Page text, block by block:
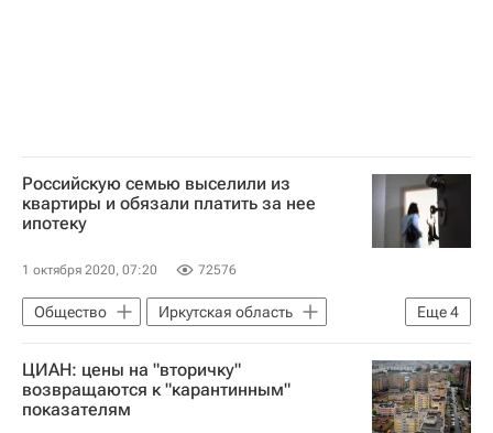
Российскую семью выселили из
квартиры и обязали платить за нее
ипотеку
1 октября 2020, 07:20 72576
Еще4
Общество
Иркутская область
Иркутский областной суд
Роман Селезнев
Жилье
ЦИАН: цены на "вторичку"
возвращаются к "карантинным"
показателям